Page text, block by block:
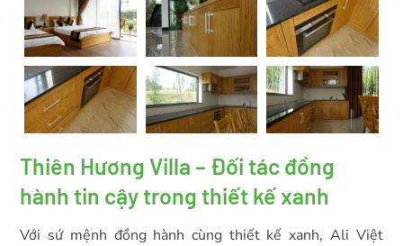
Thiên Hương Villa – Đối tác đồng
hành tin cậy trong thiết kế xanh
Với sứ mệnh đồng hành cùng thiết kế xanh, Ali Việt